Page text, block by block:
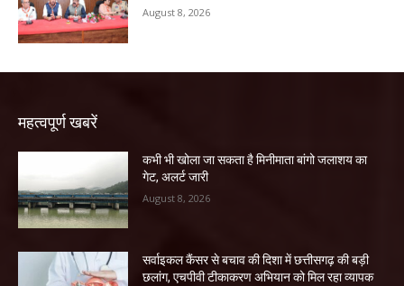
August 8, 2026
महत्वपूर्ण खबरें
कभी भी खोला जा सकता है मिनीमाता बांगो जलाशय का
गेट, अलर्ट जारी
August 8, 2026
सर्वाइकल कैंसर से बचाव की दिशा में छत्तीसगढ़ की बड़ी
छलांग, एचपीवी टीकाकरण अभियान को मिल रहा व्यापक